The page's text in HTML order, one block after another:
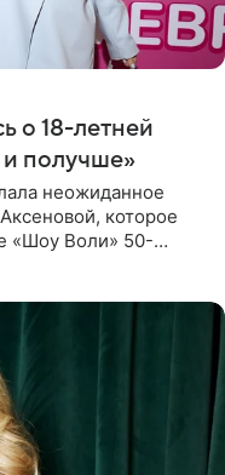
о 18-летней
и получше»
неожиданное
которое
«Шоу Воли» 50-